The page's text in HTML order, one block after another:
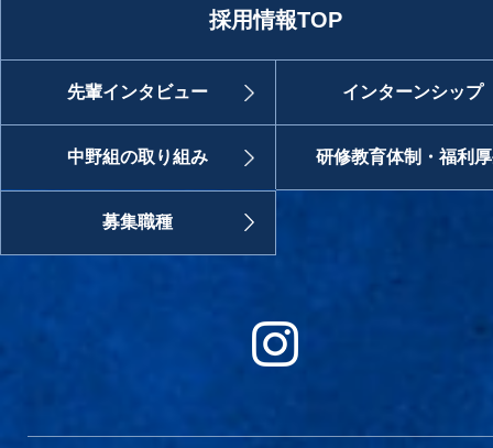
採用情報TOP
先輩インタビュー インターンシップ
中野組の取り組み 研修教育体制・福利
募集職種